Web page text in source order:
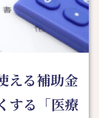
える補助金
する「医療